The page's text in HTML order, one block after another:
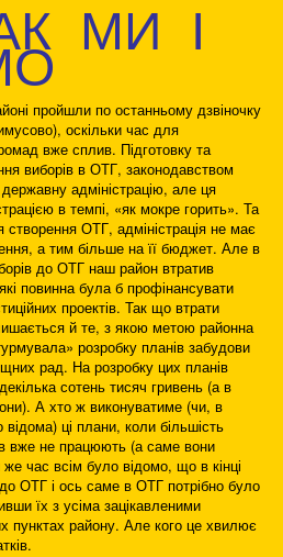
МИ І
пройшли по останньому дзвіночку
оскільки час для
вже сплив. Підготовку та
виборів в ОТГ, законодавством
адміністрацію, але ця
в темпі, «як мокре горить». Та
створення ОТГ, адміністрація не має
а тим більше на її бюджет. Але в
до ОТГ наш район втратив
повинна була б профінансувати
проектів. Так що втрати
й те, з якою метою районна
розробку планів забудови
рад. На розробку цих планів
сотень тисяч гривень (а в
А хто ж виконуватиме (чи, в
ці плани, коли більшість
вже не працюють (а саме вони
час всім було відомо, що в кінці
ОТГ і ось саме в ОТГ потрібно було
їх з усіма зацікавленими
пунктах району. Але кого це хвилює